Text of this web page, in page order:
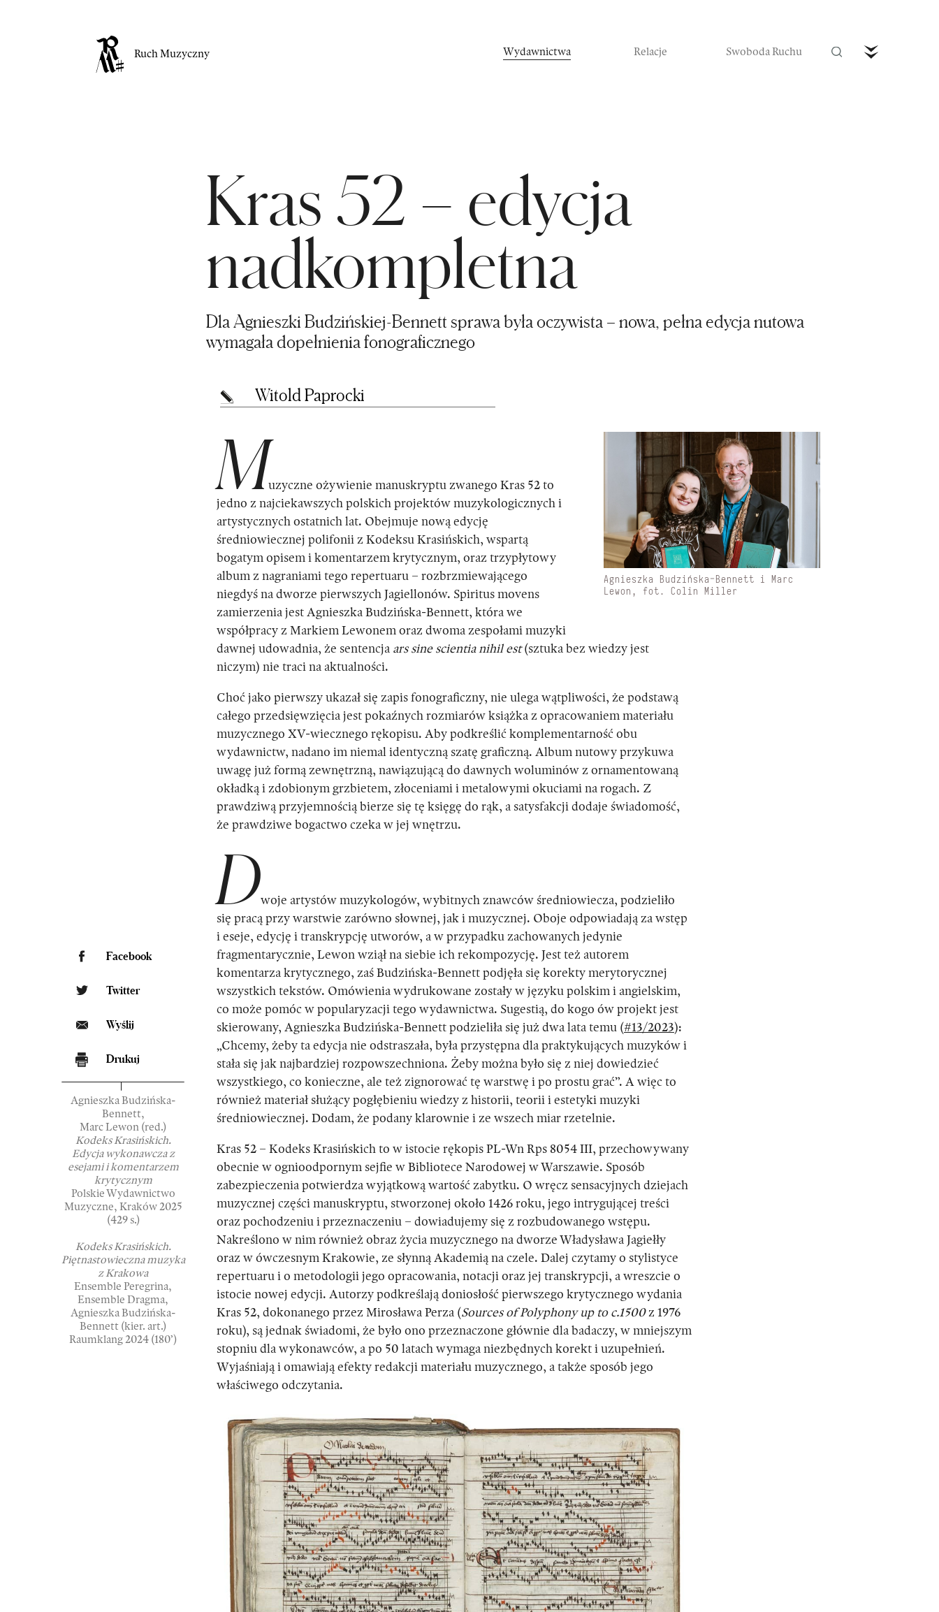
Ruch Muzyczny Wydawnictwa Relacje Swoboda Ruchu
Kras 52 – edycja
nadkompletna
Dla Agnieszki Budzińskiej-Bennett sprawa była oczywista – nowa, pełna edycja nutowa
wymagała dopełnienia fonograficznego
Witold Paprocki
Facebook
Twitter
Wyślij
Drukuj
Agnieszka Budzińska-
Bennett,
Marc Lewon (red.)
Kodeks Krasińskich.
Edycja wykonawcza z
esejami i komentarzem
krytycznym
Polskie Wydawnictwo
Muzyczne, Kraków 2025
(429 s.)
Kodeks Krasińskich.
Piętnastowieczna muzyka
z Krakowa
Ensemble Peregrina,
Ensemble Dragma,
Agnieszka Budzińska-
Bennett (kier. art.)
Raumklang 2024 (180’)
Agnieszka Budzińska-Bennett i Marc
Lewon, fot. Colin Miller
Muzyczne ożywienie manuskryptu zwanego Kras 52 to
jedno z najciekawszych polskich projektów muzykologicznych i
artystycznych ostatnich lat. Obejmuje nową edycję
średniowiecznej polifonii z Kodeksu Krasińskich, wspartą
bogatym opisem i komentarzem krytycznym, oraz trzypłytowy
album z nagraniami tego repertuaru – rozbrzmiewającego
niegdyś na dworze pierwszych Jagiellonów. Spiritus movens
zamierzenia jest Agnieszka Budzińska-Bennett, która we
współpracy z Markiem Lewonem oraz dwoma zespołami muzyki
dawnej udowadnia, że sentencja ars sine scientia nihil est(sztuka bez wiedzy jest
niczym) nie traci na aktualności.
Choć jako pierwszy ukazał się zapis fonograficzny, nie ulega wątpliwości, że podstawą
całego przedsięwzięcia jest pokaźnych rozmiarów książka z opracowaniem materiału
muzycznego XV-wiecznego rękopisu. Aby podkreślić komplementarność obu
wydawnictw, nadano im niemal identyczną szatę graficzną. Album nutowy przykuwa
uwagę już formą zewnętrzną, nawiązującą do dawnych woluminów z ornamentowaną
okładką i zdobionym grzbietem, złoceniami i metalowymi okuciami na rogach. Z
prawdziwą przyjemnością bierze się tę księgę do rąk, a satysfakcji dodaje świadomość,
że prawdziwe bogactwo czeka w jej wnętrzu.
Dwoje artystów muzykologów, wybitnych znawców średniowiecza, podzieliło
się pracą przy warstwie zarówno słownej, jak i muzycznej. Oboje odpowiadają za wstęp
i eseje, edycję i transkrypcję utworów, a w przypadku zachowanych jedynie
fragmentarycznie, Lewon wziął na siebie ich rekompozycję. Jest też autorem
komentarza krytycznego, zaś Budzińska-Bennett podjęła się korekty merytorycznej
wszystkich tekstów. Omówienia wydrukowane zostały w języku polskim i angielskim,
co może pomóc w popularyzacji tego wydawnictwa. Sugestią, do kogo ów projekt jest
skierowany, Agnieszka Budzińska-Bennett podzieliła się już dwa lata temu (#13/2023):
„Chcemy, żeby ta edycja nie odstraszała, była przystępna dla praktykujących muzyków i
stała się jak najbardziej rozpowszechniona. Żeby można było się z niej dowiedzieć
wszystkiego, co konieczne, ale też zignorować tę warstwę i po prostu grać”. A więc to
również materiał służący pogłębieniu wiedzy z historii, teorii i estetyki muzyki
średniowiecznej. Dodam, że podany klarownie i ze wszech miar rzetelnie.
Kras 52 – Kodeks Krasińskich to w istocie rękopis PL-Wn Rps 8054 III, przechowywany
obecnie w ognioodpornym sejfie w Bibliotece Narodowej w Warszawie. Sposób
zabezpieczenia potwierdza wyjątkową wartość zabytku. O wręcz sensacyjnych dziejach
muzycznej części manuskryptu, stworzonej około 1426 roku, jego intrygującej treści
oraz pochodzeniu i przeznaczeniu – dowiadujemy się z rozbudowanego wstępu.
Nakreślono w nim również obraz życia muzycznego na dworze Władysława Jagiełły
oraz w ówczesnym Krakowie, ze słynną Akademią na czele. Dalej czytamy o stylistyce
repertuaru i o metodologii jego opracowania, notacji oraz jej transkrypcji, a wreszcie o
istocie nowej edycji. Autorzy podkreślają doniosłość pierwszego krytycznego wydania
Kras 52, dokonanego przez Mirosława Perza (Sources of Polyphony up to c.1500z 1976
roku), są jednak świadomi, że było ono przeznaczone głównie dla badaczy, w mniejszym
stopniu dla wykonawców, a po 50 latach wymaga niezbędnych korekt i uzupełnień.
Wyjaśniają i omawiają efekty redakcji materiału muzycznego, a także sposób jego
właściwego odczytania.